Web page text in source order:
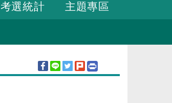
考選統計 主題專區